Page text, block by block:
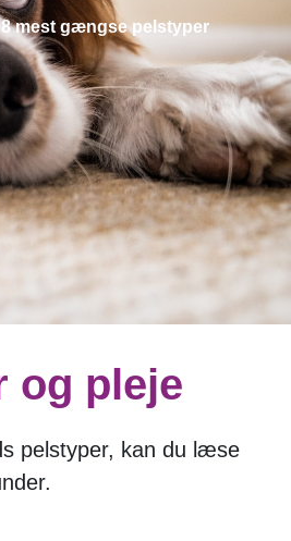
mest gængse pelstyper
og pleje
pelstyper, kan du læse